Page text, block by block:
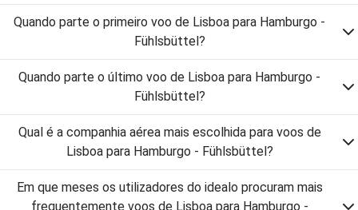
Quando parte o primeiro voo de Lisboa para Hamburgo -
Fühlsbüttel?
Quando parte o último voo de Lisboa para Hamburgo -
Fühlsbüttel?
Qual é a companhia aérea mais escolhida para voos de
Lisboa para Hamburgo - Fühlsbüttel?
Em que meses os utilizadores do idealo procuram mais
frequentemente voos de Lisboa para Hamburgo -